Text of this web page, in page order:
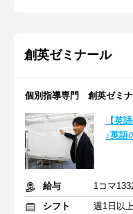
創英ゼミナール
個別指導専門 創英ゼミ
【英
♪英語
給与
シフト